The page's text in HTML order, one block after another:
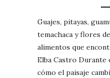
Guajes, pitayas,
temachaca y flores
alimentos que
Elba Castro Durante
cómo el paisaje